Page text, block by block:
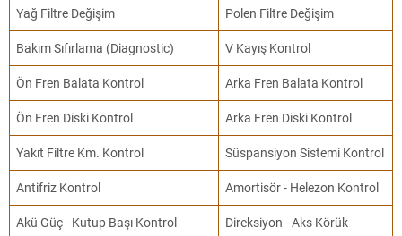
Yağ Filtre Değişim Polen Filtre Değişim
Bakım Sıfırlama (Diagnostic) V Kayış Kontrol
Ön Fren Balata Kontrol Arka Fren Balata Kontrol
Ön Fren Diski Kontrol Arka Fren Diski Kontrol
Yakıt Filtre Km. Kontrol Süspansiyon Sistemi Kontrol
Antifriz Kontrol Amortisör - Helezon Kontrol
Akü Güç - Kutup Başı Kontrol
Direksiyon - Aks Körük